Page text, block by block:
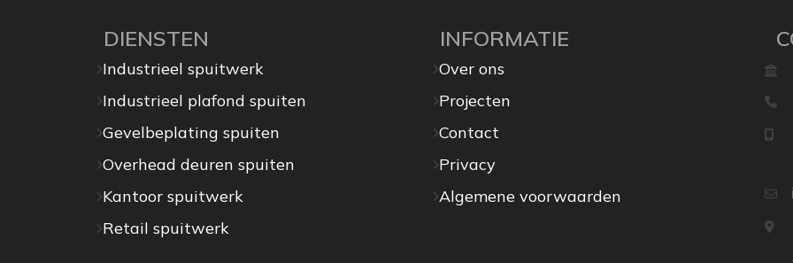
DIENSTEN
Industrieel spuitwerk
Industrieel plafond spuiten
Gevelbeplating spuiten
Overhead deuren spuiten
Kantoor spuitwerk
Retail spuitwerk
INFORMATIE
Over ons
Projecten
Contact
Privacy
Algemene voorwaarden